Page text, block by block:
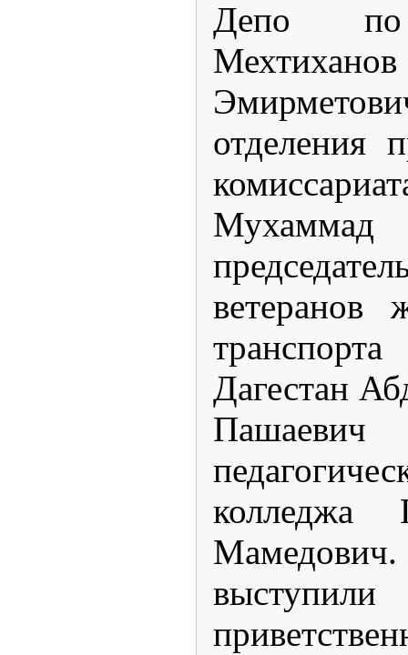
Депо по
отделения
ветеранов
Дагестан
колледжа